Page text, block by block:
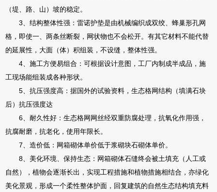
（堤、路、山）坡的稳定。
3、结构整体性强：雷诺护垫是由机械编织成双绞、蜂巢形孔网
格，即使一、两条丝断裂，网状物也不会松开。有其它材料不能代替
的延展性，大面（体）积组装，不设缝，整体性强。
4、施工方便易组合：可根据设计意图，工厂内制成半成品，施
工现场能组装成各种形状。
5、抗压强度高：据国外的试验资料，生态格网结构（填满石块
后）抗压强度达
6、耐久性好：生态格网网丝经双重防腐处理，抗氧化作用强，
抗腐耐磨，抗老化，使用年限长。
7、造价低：网箱砌体单价低于浆砌块石砌体单价。
8、美化环境、保持生态：网箱砌体石缝终会被土填充（人工或
自然），植物会逐渐长出，实现工程措施和植物措施相结合，亦绿化
美化景观，形成一个柔性整体护面，回复建筑的自然生态结构填充料